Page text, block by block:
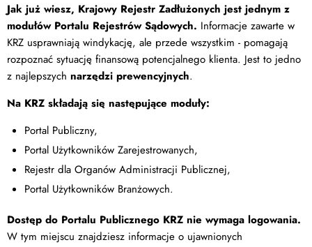
Jak już wiesz, Krajowy Rejestr Zadłużonych jest jednym z
modułów Portalu Rejestrów Sądowych. Informacje zawarte w
KRZ usprawniają windykację, ale przede wszystkim - pomagają
rozpoznać sytuację finansową potencjalnego klienta. Jest to jedno
z najlepszych narzędzi prewencyjnych.
Na KRZ składają się następujące moduły:
Portal Publiczny,
Portal Użytkowników Zarejestrowanych,
Rejestr dla Organów Administracji Publicznej,
Portal Użytkowników Branżowych.
Dostęp do Portalu Publicznego KRZ nie wymaga logowania.
W tym miejscu znajdziesz informacje o ujawnionych